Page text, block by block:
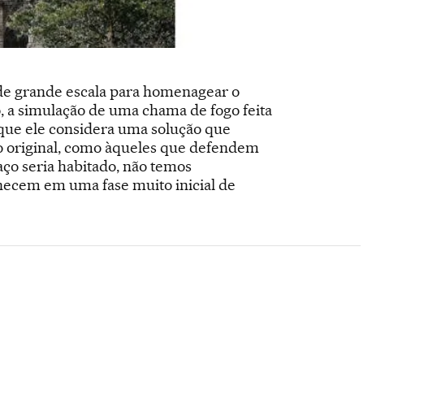
grande escala para homenagear o
simulação de uma chama de fogo feita
ele considera uma solução que
original, como àqueles que defendem
seria habitado, não temos
em uma fase muito inicial de